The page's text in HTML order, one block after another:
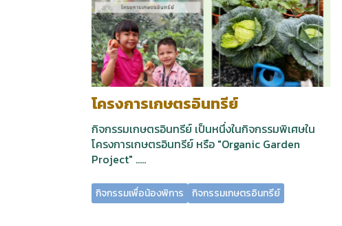
โครงการเกษตรอินทรีย์
กิจกรรมเกษตรอินทรีย์ เป็นหนึ่งในกิจกรรมพิเศษใน
โครงการเกษตรอินทรีย์ หรือ "Organic Garden
Project" .....
กิจกรรมเพื่อน้องพิการ กิจกรรมเกษตรอินทรีย์